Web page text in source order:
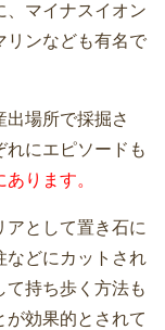
、マイナスイオン
リンなども有名で
場所で採掘さ
れにエピソードも
ります。
アとして置き石に
などにカットされ
て持ち歩く方法も
が効果的とされて